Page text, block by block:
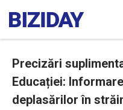
Precizări
Educației:
deplasărilor în